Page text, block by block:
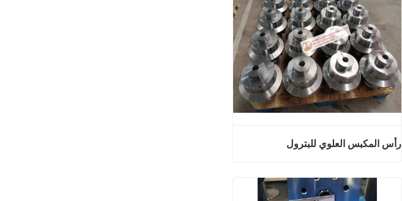
رأس المكبس العلوي للبترول
رأس المكبس العلوي للبترول
اتصل الآن